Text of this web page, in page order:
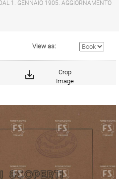
1. GENNAIO 1905. AGGIORNAMENTO
View as:
Crop
Image